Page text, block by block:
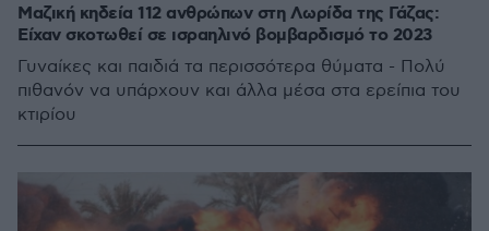
Μαζική κηδεία 112 ανθρώπων στη Λωρίδα της Γάζας:
Είχαν σκοτωθεί σε ισραηλινό βομβαρδισμό το 2023
Γυναίκες και παιδιά τα περισσότερα θύματα - Πολύ
πιθανόν να υπάρχουν και άλλα μέσα στα ερείπια του
κτιρίου